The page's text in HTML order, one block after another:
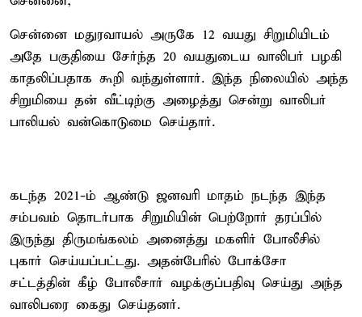
சென்னை மதுரவாயல் அருகே 12 வயது சிறுமியிடம்
அதே பகுதியை சேர்ந்த 20 வயதுடைய வாலிபர் பழகி
காதலிப்பதாக கூறி வந்துள்ளார். இந்த நிலையில் அந்த
சிறுமியை தன் வீட்டிற்கு அழைத்து சென்று வாலிபர்
பாலியல் வன்கொடுமை செய்தார்.
கடந்த 2021-ம் ஆண்டு ஜனவரி மாதம் நடந்த இந்த
சம்பவம் தொடர்பாக சிறுமியின் பெற்றோர் தரப்பில்
இருந்து திருமங்கலம் அனைத்து மகளிர் போலீசில்
புகார் செய்யப்பட்டது. அதன்பேரில் போக்சோ
சட்டத்தின் கீழ் போலீசார் வழக்குப்பதிவு செய்து அந்த
வாலிபரை கைது செய்தனர்.